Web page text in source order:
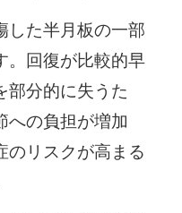
した半月板の一部
。回復が比較的早
部分的に失うた
への負担が増加
のリスクが高まる